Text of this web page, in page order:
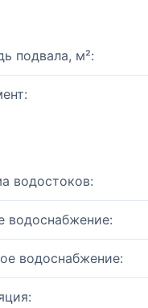
подвала, м²:
водостоков:
водоснабжение:
водоснабжение: